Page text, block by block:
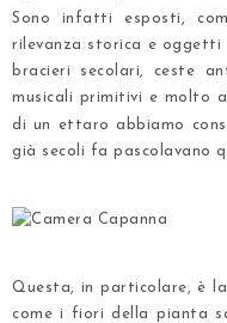
Sono infatti esposti,
rilevanza storica e oggetti
bracieri secolari, ceste
musicali primitivi e molto
di un ettaro abbiamo
già secoli fa pascolavano
Questa, in particolare, è
come i fiori della pianta